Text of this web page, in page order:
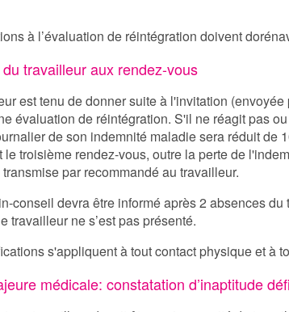
à l’évaluation de réintégration doivent
travailleur aux rendez-vous
est tenu de donner suite à l'invitation
évaluation de réintégration. S'il ne réagit pas
de son indemnité maladie sera réduit de
le troisième rendez-vous, outre la perte de
transmise par recommandé au travailleur.
conseil devra être informé après 2 absences
travailleur ne s’est pas présenté.
s'appliquent à tout contact physique et à
médicale: constatation d’inaptitude